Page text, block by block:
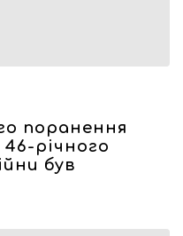
поранення
річного
був